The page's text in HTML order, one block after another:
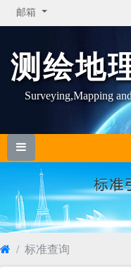
邮箱
测绘地
Surveying,Mapping
标准查询